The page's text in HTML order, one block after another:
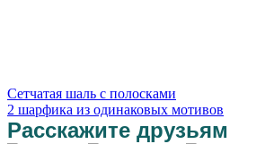
Сетчатая шаль с полосками
2 шарфика из одинаковых мотивов
Расскажите друзьям